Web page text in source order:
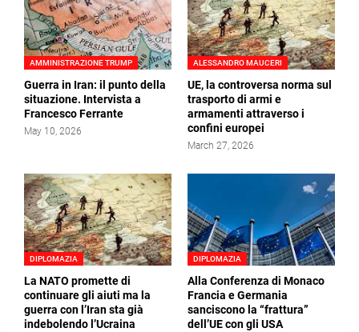
AMMINISTRAZIONE TRUMP
Guerra in Iran: il punto della
situazione. Intervista a
Francesco Ferrante
May 10, 2026
ALESSANDRO MAUCERI
UE, la controversa norma sul
trasporto di armi e
armamenti attraverso i
confini europei
March 27, 2026
DIPLOMAZIA
La NATO promette di
continuare gli aiuti ma la
guerra con l’Iran sta già
indebolendo l’Ucraina
DIPLOMAZIA
Alla Conferenza di Monaco
Francia e Germania
sanciscono la “frattura”
dell’UE con gli USA